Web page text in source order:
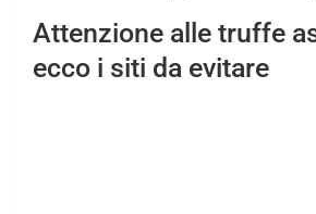
Attenzione alle truffe
ecco i siti da evitare